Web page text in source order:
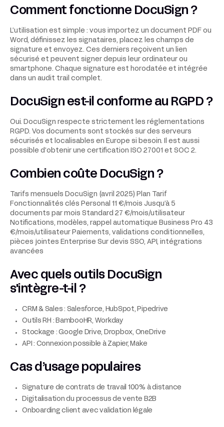
Comment fonctionne DocuSign ?
L’utilisation est simple : vous importez un document PDF ou
Word, définissez les signataires, placez les champs de
signature et envoyez. Ces derniers reçoivent un lien
sécurisé et peuvent signer depuis leur ordinateur ou
smartphone. Chaque signature est horodatée et intégrée
dans un audit trail complet.
DocuSign est-il conforme au RGPD ?
Oui. DocuSign respecte strictement les réglementations
RGPD. Vos documents sont stockés sur des serveurs
sécurisés et localisables en Europe si besoin. Il est aussi
possible d’obtenir une certification ISO 27001 et SOC 2.
Combien coûte DocuSign ?
Tarifs mensuels DocuSign (avril 2025) Plan Tarif
Fonctionnalités clés Personal 11 €/mois Jusqu’à 5
documents par mois Standard 27 €/mois/utilisateur
Notifications, modèles, rappel automatique Business Pro 43
€/mois/utilisateur Paiements, validations conditionnelles,
pièces jointes Enterprise Sur devis SSO, API, intégrations
avancées
Avec quels outils DocuSign
s'intègre-t-il ?
CRM & Sales : Salesforce, HubSpot, Pipedrive
Outils RH : BambooHR, Workday
Stockage : Google Drive, Dropbox, OneDrive
API : Connexion possible à Zapier, Make
Cas d’usage populaires
Signature de contrats de travail 100% à distance
Digitalisation du processus de vente B2B
Onboarding client avec validation légale